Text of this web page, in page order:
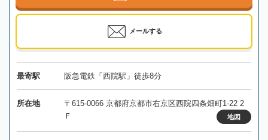
メールする
最寄駅 阪急電鉄「西院駅」徒歩8分
所在地
〒615-0066 京都府京都市右京区西院四条畑町1-22 2
Ｆ
地図